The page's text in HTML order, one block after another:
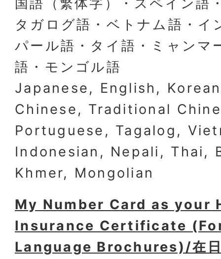
タガログ語・ベトナム語・イ
パール語・タイ語・ミャンマ
語・モンゴル語
Japanese, English,
Chinese, Traditional
Portuguese, Tagalog,
Indonesian, Nepali, Thai,
Khmer, Mongolian
My Number Card as your
Insurance Certificate
Language Brochures)/在日